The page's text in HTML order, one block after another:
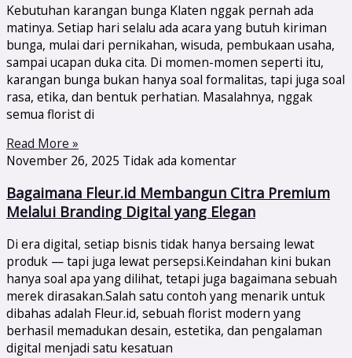
Kebutuhan karangan bunga Klaten nggak pernah ada
matinya. Setiap hari selalu ada acara yang butuh kiriman
bunga, mulai dari pernikahan, wisuda, pembukaan usaha,
sampai ucapan duka cita. Di momen-momen seperti itu,
karangan bunga bukan hanya soal formalitas, tapi juga soal
rasa, etika, dan bentuk perhatian. Masalahnya, nggak
semua florist di
Read More »
November 26, 2025 Tidak ada komentar
Bagaimana Fleur.id Membangun Citra Premium
Melalui Branding Digital yang Elegan
Di era digital, setiap bisnis tidak hanya bersaing lewat
produk — tapi juga lewat persepsi.Keindahan kini bukan
hanya soal apa yang dilihat, tetapi juga bagaimana sebuah
merek dirasakan.Salah satu contoh yang menarik untuk
dibahas adalah Fleur.id, sebuah florist modern yang
berhasil memadukan desain, estetika, dan pengalaman
digital menjadi satu kesatuan